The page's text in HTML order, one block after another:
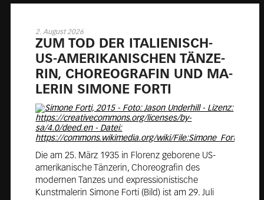
2. August 2026
ZUM TOD DER ITA­LIE­NISCH-
US-AME­RI­KA­NI­SCHEN TÄN­ZE­
RIN, CHO­REO­GRA­FIN UND MA­
LE­RIN SI­MO­NE FORTI
Die am 25. März 1935 in Florenz geborene US-
amerikanische Tänzerin, Choreografin des
modernen Tanzes und expressionistische
Kunstmalerin Simone Forti (Bild) ist am 29. Juli